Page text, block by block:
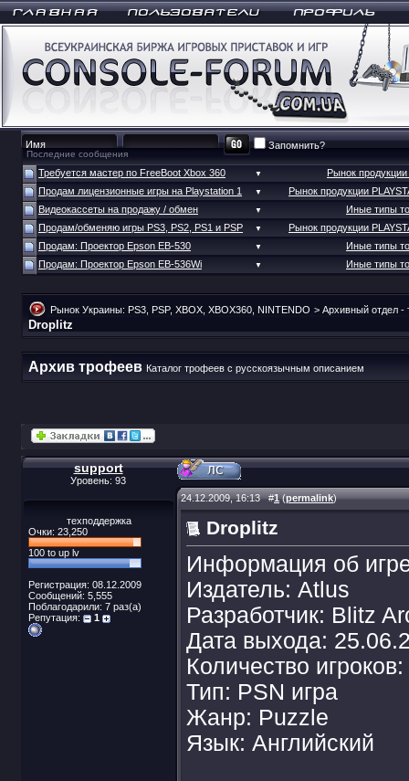
Запомнить?
Последние сообщения
Требуется мастер по FreeBoot Xbox 360 ▼
Рынок продукции
Продам лицензионные игры на Playstation 1
▼
Рынок продукции
Видеокассеты на продажу / обмен
▼
Иные типы
Продам/обменяю игры PS3, PS2, PS1 и PSP
▼
Рынок продукции
Продам: Проектор Epson EB-530
▼
Иные типы
Продам: Проектор Epson EB-536Wi
▼ Иные типы
Рынок Украины: PS3, PSP, XBOX, XBOX360, NINTENDO > Архивный отдел -
Droplitz
Архив трофеев Каталог трофеев с русскоязычным описанием
support
Уровень: 93
техподдержка
Очки: 23,250
100 to up lv
Регистрация: 08.12.2009
Сообщений: 5,555
Поблагодарили: 7 раз(а)
Репутация:
1
24.12.2009, 16:13#1(permalink)
Droplitz
Информация об
Издатель: Atlus
Разработчик: Blitz
Дата выхода:
Количество
Тип: PSN игра
Жанр: Puzzle
Язык: Английский